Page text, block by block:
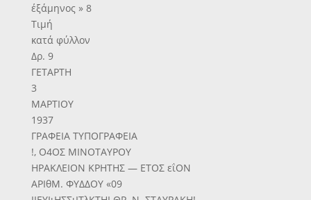
έξάμηνος » 8
Τιμή
κατά φύλλον
Δρ. 9
ΓΕΤΑΡΤΗ
3
ΜΑΡΤΙΟΥ
1937
ΓΡΑΦΕΙΑ ΤΥΠΟΓΡΑΦΕΙΑ
!, Ο4ΟΣ ΜΙΝΟΤΑΥΡΟΥ
ΗΡΑΚΛΕΙΟΝ ΚΡΗΤΗΣ — ΕΤΟΣ εΐΟΝ
ΑΡΙθΜ. ΦΥΔΔΟΥ «09